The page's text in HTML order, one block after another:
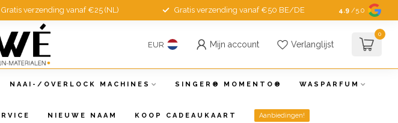
Gratis verzending vanaf €25 (NL) Gratis verzending vanaf €50 BE/DE 4.9 /5.0
EUR Mijn account Verlanglijst
0
NAAI-/OVERLOCK MACHINES SINGER® MOMENTO® WASPARFUM
NIEUWE NAAM KOOP CADEAUKAART Aanbiedingen!